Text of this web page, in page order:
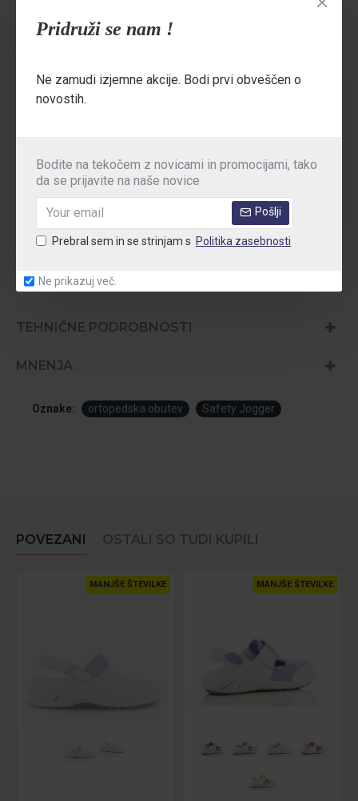
Pridruži se nam !
Ne zamudi izjemne akcije. Bodi prvi obveščen o
novostih.
Bodite na tekočem z novicami in promocijami, tako
da se prijavite na naše novice
Pošlji
Prebral sem in se strinjam s Politika zasebnosti
Ne prikazuj več.
SJ Foam vložek je enostavno snemljiv, omogoča ortopedsko
100 % VEGANSKI IN BREZ KOVIN:
Izdelani izveganskih materialov
Standardi:
OB ESD A SRC E | EN ISO 20347:2012 | ASTM
F2892:2018
Področja uporabe:Zdravstvo, kuhinje, čistilne storitve,
laboratoriji, farmacija, storitvena industrija, elektroindustrija
TEHNIČNE PODROBNOSTI
MNENJA
Oznake: ortopedska obutev Safety Jogger
POVEZANI OSTALI SO TUDI KUPILI
MANJŠE ŠTEVILKE MANJŠE ŠTEVILKE